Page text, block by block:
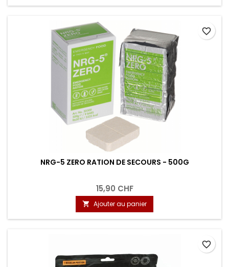
NRG-5 ZERO RATION DE SECOURS - 500G
15,90 CHF
 Ajouter au panier
favorite_border
favorite_border